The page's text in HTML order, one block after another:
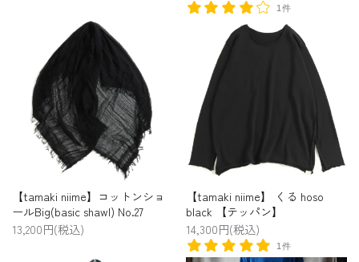
1件
【tamaki niime】コットンショ
ールBig(basic shawl) No.27
13,200円(税込)
【tamaki niime】 くる hoso
black 【テッパン】
14,300円(税込)
1件